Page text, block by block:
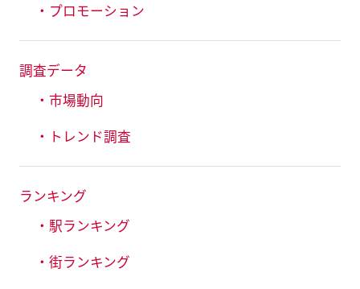
・プロモーション
調査データ
・市場動向
・トレンド調査
ランキング
・駅ランキング
・街ランキング